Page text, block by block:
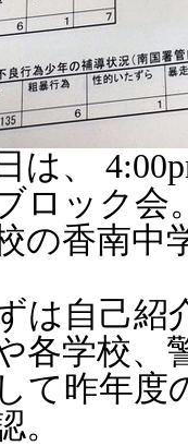
は、
ロック会
の香南中
は自己紹
各学校、
て昨年度
。